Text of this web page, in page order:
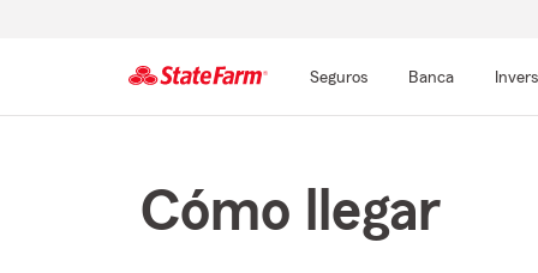
Seguros Banca
Cómo llegar